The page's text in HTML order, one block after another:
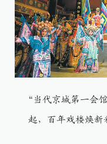
“当代京城第一会
起，百年戏楼焕新